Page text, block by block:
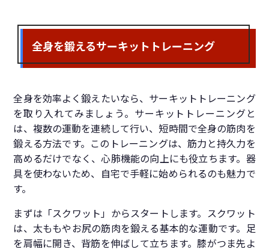
全身を鍛えるサーキットトレーニング
全身を効率よく鍛えたいなら、サーキットトレーニング
を取り入れてみましょう。サーキットトレーニングと
は、複数の運動を連続して行い、短時間で全身の筋肉を
鍛える方法です。このトレーニングは、筋力と持久力を
高めるだけでなく、心肺機能の向上にも役立ちます。器
具を使わないため、自宅で手軽に始められるのも魅力で
す。
まずは「スクワット」からスタートします。スクワット
は、太ももやお尻の筋肉を鍛える基本的な運動です。足
を肩幅に開き、背筋を伸ばして立ちます。膝がつま先よ